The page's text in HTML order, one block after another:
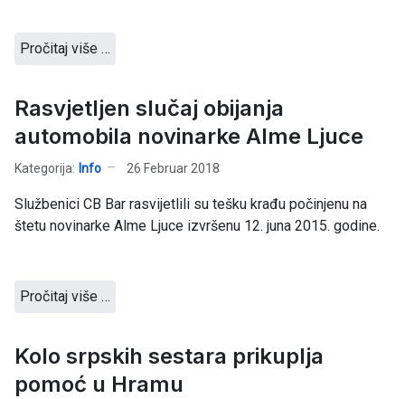
Pročitaj više …
Rasvjetljen slučaj obijanja
automobila novinarke Alme Ljuce
Kategorija: Info 26 Februar 2018
Službenici CB Bar rasvijetlili su tešku krađu počinjenu na
štetu novinarke Alme Ljuce izvršenu 12. juna 2015. godine.
Pročitaj više …
Kolo srpskih sestara prikuplja
pomoć u Hramu